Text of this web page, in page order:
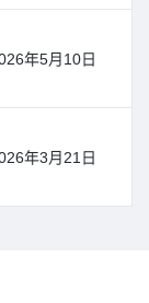
年5月10日
年3月21日